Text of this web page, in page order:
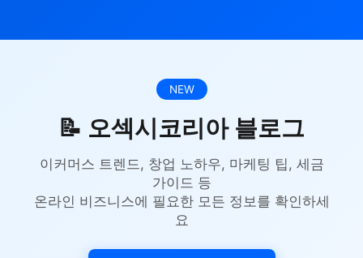
NEW
📝 오섹시코리아 블로그
이커머스 트렌드, 창업 노하우, 마케팅 팁, 세금
가이드 등
온라인 비즈니스에 필요한 모든 정보를 확인하세
요